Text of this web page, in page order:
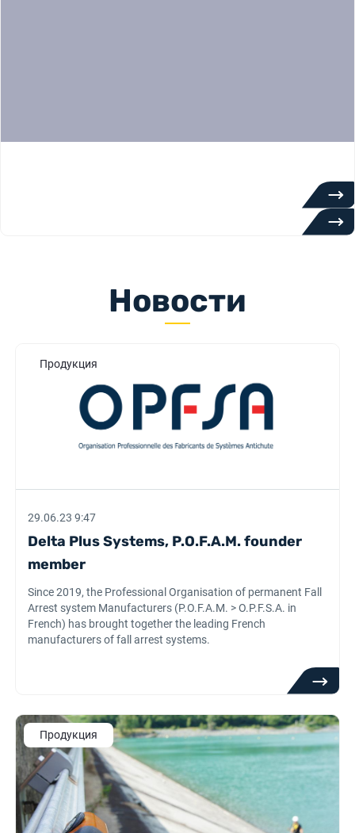
Новости
Продукция
29.06.23 9:47
Delta Plus Systems, P.O.F.A.M. founder
member
Since 2019, the Professional Organisation of permanent Fall
Arrest system Manufacturers (P.O.F.A.M. > O.P.F.S.A. in
French) has brought together the leading French
manufacturers of fall arrest systems.
Продукция